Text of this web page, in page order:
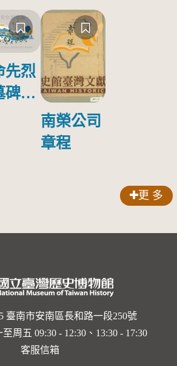
先烈
碑塔
南榮公司
章程
更 多
臺南市安南區長和路一段250號
周五 09:30 - 12:30、13:30 - 17:30
客服信箱